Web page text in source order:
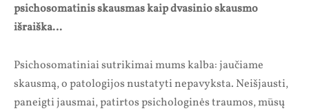
psichosomatinis skausmas kaip dvasinio skausmo
išraiška…
Psichosomatiniai sutrikimai mums kalba: jaučiame
skausmą, o patologijos nustatyti nepavyksta. Neišjausti,
paneigti jausmai, patirtos psichologinės traumos, mūsų